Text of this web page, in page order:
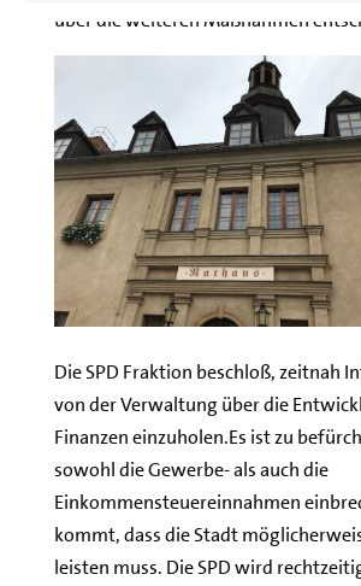
über die weiteren Maßnahmen
Die SPD Fraktion beschloß, zeitnah
von der Verwaltung über die
Finanzen einzuholen.Es ist zu
sowohl die Gewerbe- als auch die
Einkommensteuereinnahmen
kommt, dass die Stadt
leisten muss. Die SPD wird